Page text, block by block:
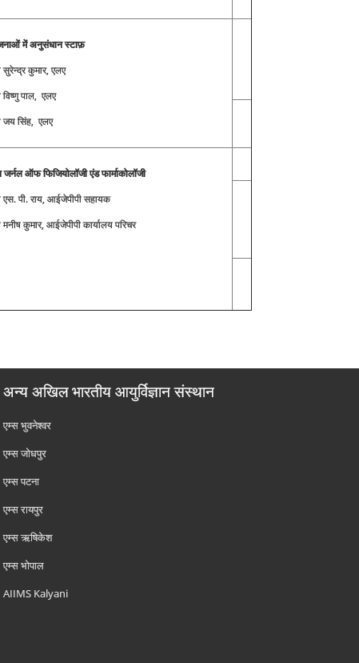
में अनुसंधान स्टाफ़
सुरेन्द्र कुमार, एलए
विष्णु पाल, एलए
जय सिंह, एलए
जर्नल ऑफ फिजियोलॉजी एंड फार्माकोलॉजी
एस. पी. राय, आईजेपीपी सहायक
कुमार, आईजेपीपी कार्यालय परिचर
अन्य अखिल भारतीय आयुर्विज्ञान संस्थान
एम्‍स भुवनेश्वर
एम्‍स जोधपुर
एम्‍स पटना
एम्‍स रायपुर
एम्‍स ऋषिकेश
एम्‍स भोपाल
AIIMS Kalyani